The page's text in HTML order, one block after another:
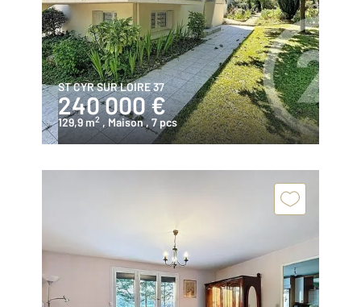
ST CYR SUR LOIRE 37
240 000 €
129,9 m2 , Maison, 7 pcs